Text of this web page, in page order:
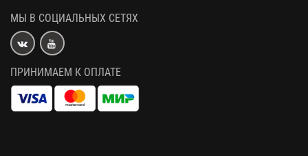
МЫ В СОЦИАЛЬНЫХ СЕТЯХ
ПРИНИМАЕМ К ОПЛАТЕ